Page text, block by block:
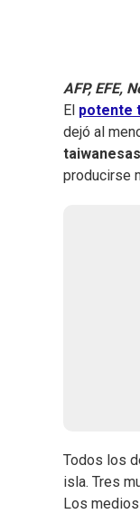
AFP, EFE,
El potente
dejó al
taiwanesas
producirse
Todos los
isla. Tres
Los